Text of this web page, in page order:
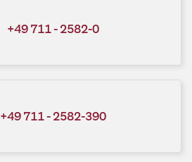
+49 711 - 2582-0
+49 711 - 2582-390